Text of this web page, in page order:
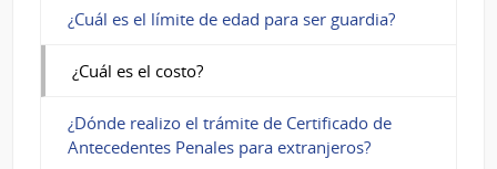
¿Cuál es el límite de edad para ser guardia?
¿Cuál es el costo?
¿Dónde realizo el trámite de Certificado de
Antecedentes Penales para extranjeros?